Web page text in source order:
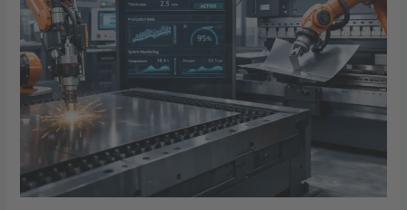
Fehlerquellen
in
der
Produktion
minimieren